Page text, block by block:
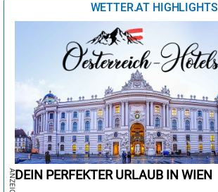
WETTER.AT HIGHLIGHTS
DEIN PERFEKTER URLAUB IN WIEN